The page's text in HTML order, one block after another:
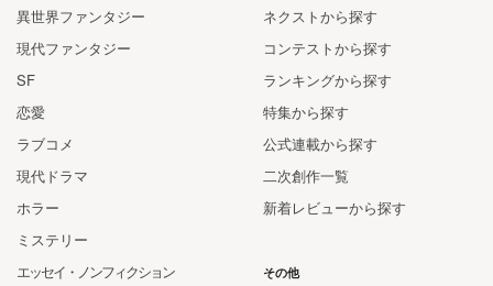
ネクストから探す
コンテストから探す
ランキングから探す
特集から探す
公式連載から探す
二次創作一覧
新着レビューから探す
異世界ファンタジー
現代ファンタジー
SF
恋愛
ラブコメ
現代ドラマ
ホラー
ミステリー
エッセイ・ノンフィクション
その他